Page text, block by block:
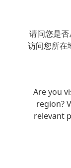
请问您是
访问您所在
Are you
region?
relevant